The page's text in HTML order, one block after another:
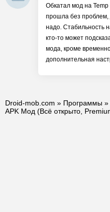
Обкатал мод на
прошла без проблем,
надо. Стабильность
кто-то может
мода, кроме
дополнительная
Droid-mob.com » Программы »
APK Мод (Всё открыто,